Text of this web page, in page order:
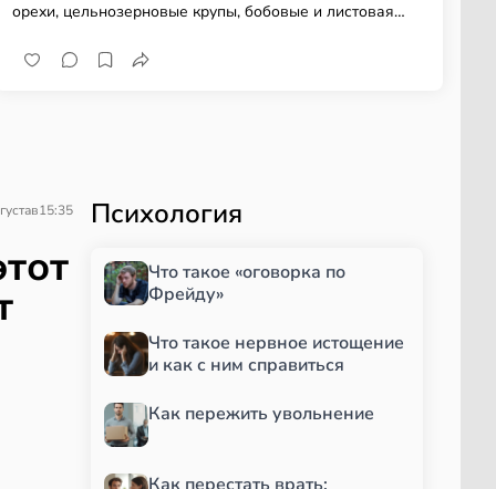
орехи, цельнозерновые крупы, бобовые и листовая
в15:35 Психология
Что такое «оговорка по
Фрейду»
Что такое нервное истощение
и как с ним справиться
Как пережить увольнение